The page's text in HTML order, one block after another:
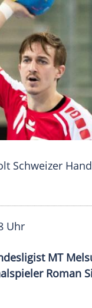
Schweizer
Uhr
MT
Roman